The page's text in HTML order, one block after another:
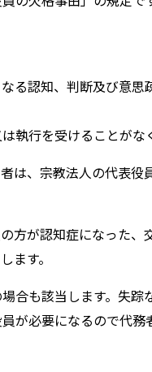
る認知、判断及び意思
執行を受けることがな
は、宗教法人の代表役
方が認知症になった、
ます。
合も該当します。失踪
が必要になるので代務